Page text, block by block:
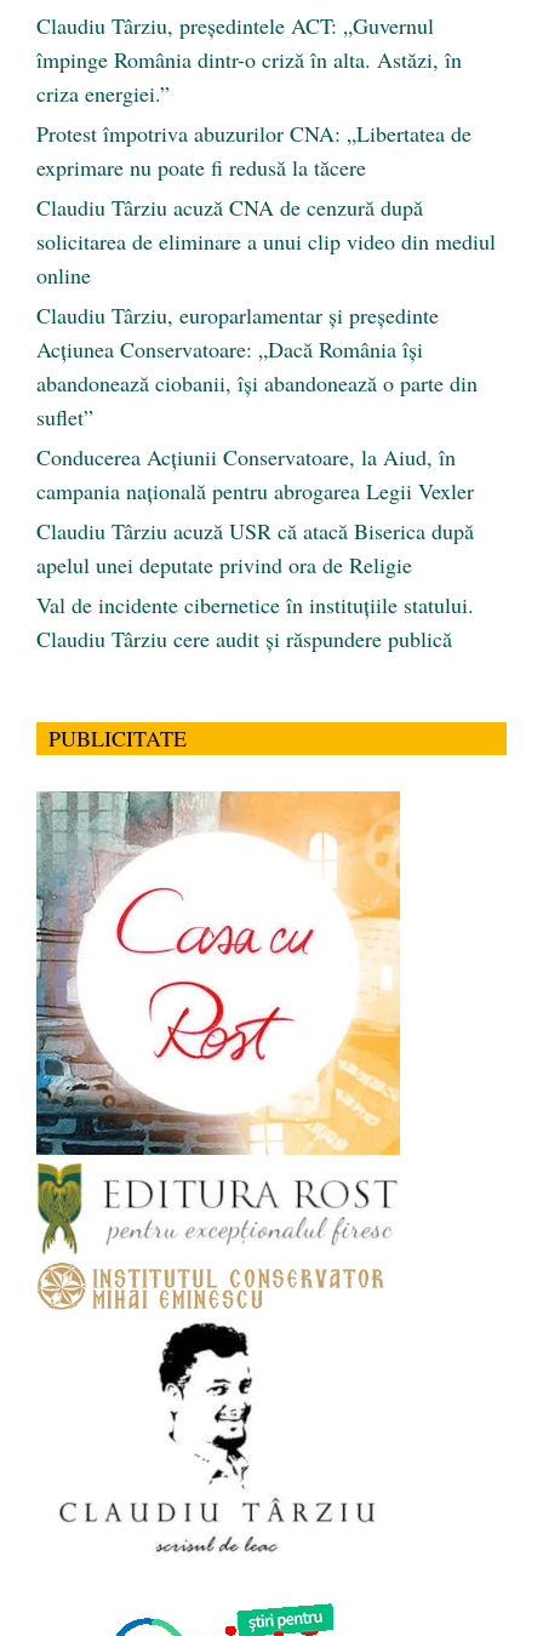
Claudiu Târziu, președintele ACT: „Guvernul
împinge România dintr-o criză în alta. Astăzi, în
criza energiei.”
Protest împotriva abuzurilor CNA: „Libertatea de
exprimare nu poate fi redusă la tăcere
Claudiu Târziu acuză CNA de cenzură după
solicitarea de eliminare a unui clip video din mediul
online
Claudiu Târziu, europarlamentar și președinte
Acțiunea Conservatoare: „Dacă România își
abandonează ciobanii, își abandonează o parte din
suflet”
Conducerea Acțiunii Conservatoare, la Aiud, în
campania națională pentru abrogarea Legii Vexler
Claudiu Târziu acuză USR că atacă Biserica după
apelul unei deputate privind ora de Religie
Val de incidente cibernetice în instituțiile statului.
Claudiu Târziu cere audit și răspundere publică
PUBLICITATE